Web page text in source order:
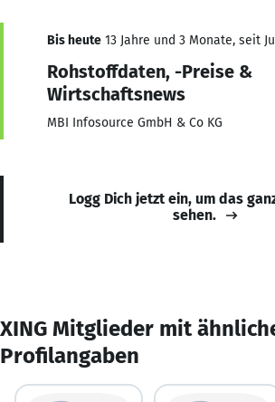
Bis heute 13 Jahre und 3 Monate, seit
Rohstoffdaten, -Preise &
Wirtschaftsnews
MBI Infosource GmbH & Co KG
Logg Dich jetzt ein, um das
sehen.
XING Mitglieder mit
Profilangaben